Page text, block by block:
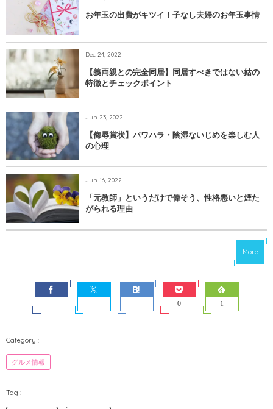
お年玉の出費がキツイ！子なし夫婦のお年玉事情
Dec 24, 2022
【義両親との完全同居】同居すべきではない姑の
特徴とチェックポイント
Jun 23, 2022
【侮辱賞状】パワハラ・陰湿ないじめを楽しむ人
の心理
Jun 16, 2022
「元教師」というだけで偉そう、性格悪いと煙た
がられる理由
More
0 1
グルメ情報